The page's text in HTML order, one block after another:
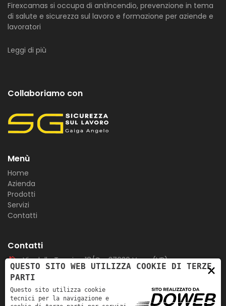
Firexcamas si occupa di antincendio, prevenzione in tema
di salute e sicurezza sul lavoro e formazione per aziende e
lavoratori
Leggi di più
Collaboriamo con
Menù
Home
Azienda
Prodotti
Servizi
Contatti
Contatti
Via della Tecnica 18/C - 37030 Vago (VR)
0458780100
info@firexcamas.it
×
QUESTO SITO WEB UTILIZZA COOKIE DI TERZE
PARTI
Questo sito utilizza cookie
tecnici per la navigazione e